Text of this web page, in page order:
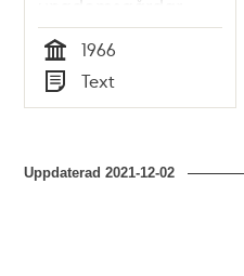
1966
Tid
1966
Typ
Text
Uppdaterad2021-12-02